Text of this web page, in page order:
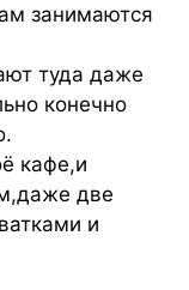
занимаются
туда даже
конечно
кафе,и
две
и